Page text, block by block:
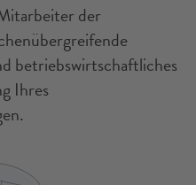
der
betriebswirtschaftliches
Ihres